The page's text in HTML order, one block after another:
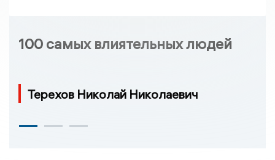
100 самых влиятельных людей
Терехов Николай Николаевич